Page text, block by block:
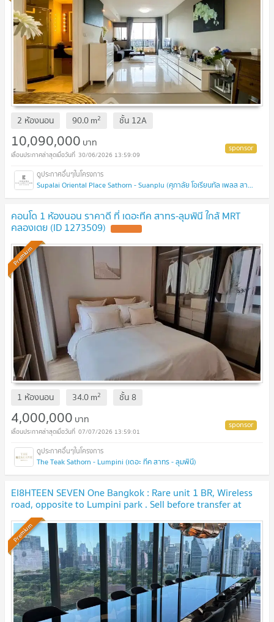
2 ห้องนอน 90.0m2 ชั้น 12A
10,090,000 บาท
30/06/2026 13:59:09
Supalai Oriental Place Sathorn - Suanplu (ศุภาลัย โอเรียนทัล เพลส สาทร - สวนพลู)
คอนโด 1 ห้องนอน ราคาดี ที่ เดอะทีค สาทร-ลุมพินี ใกล้ MRT
คลองเตย (ID 1273509)
Premium
1 ห้องนอน 34.0m2 ชั้น 8
4,000,000 บาท
07/07/2026 13:59:01
The Teak Sathorn - Lumpini (เดอะ ทีค สาทร - ลุมพินี)
EI8HTEEN SEVEN One Bangkok : Rare unit 1 BR, Wireless
road, opposite to Lumpini park . Sell before transfer at
original contract price. 🔥 BEST DEAL🔥
Premium